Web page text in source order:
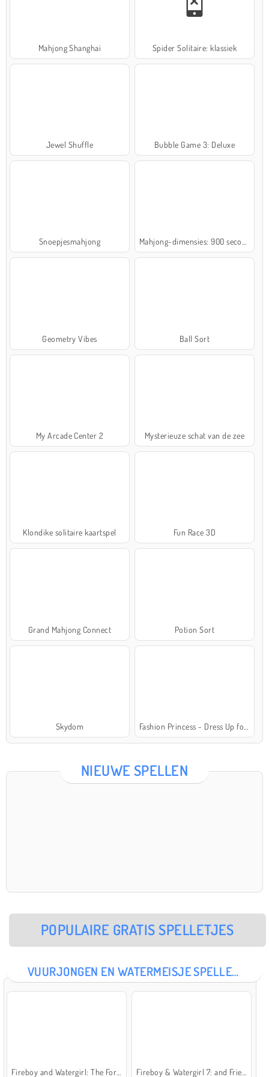
Mahjong Shanghai Spider Solitaire: klassiek
Jewel Shuffle Bubble Game 3: Deluxe
Snoepjesmahjong
Geometry Vibes Ball Sort
My Arcade Center 2 Mysterieuze schat van de zee
Klondike solitaire kaartspel Fun Race 3D
Grand Mahjong Connect Potion Sort
Skydom
NIEUWE SPELLEN
POPULAIRE GRATIS SPELLETJES
VUURJONGEN EN WATERMEISJE SPELLETJES